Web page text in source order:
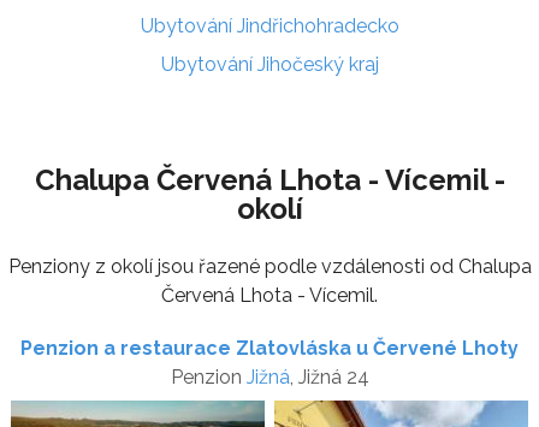
Ubytování Jindřichohradecko
Ubytování Jihočeský kraj
Chalupa Červená Lhota - Vícemil -
okolí
Penziony z okolí jsou řazené podle vzdálenosti od Chalupa
Červená Lhota - Vícemil.
Penzion a restaurace Zlatovláska u Červené Lhoty
Penzion Jižná , Jižná 24